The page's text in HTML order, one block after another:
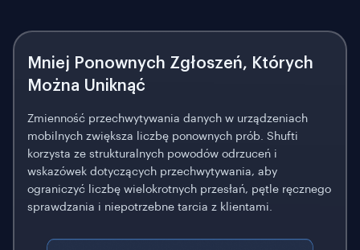
Mniej Ponownych Zgłoszeń, Których
Można Uniknąć
Zmienność przechwytywania danych w urządzeniach
mobilnych zwiększa liczbę ponownych prób. Shufti
korzysta ze strukturalnych powodów odrzuceń i
wskazówek dotyczących przechwytywania, aby
ograniczyć liczbę wielokrotnych przesłań, pętle ręcznego
sprawdzania i niepotrzebne tarcia z klientami.